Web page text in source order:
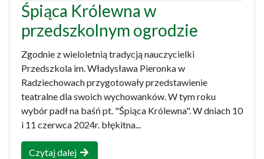
Śpiąca Królewna w
przedszkolnym ogrodzie
Zgodnie z wieloletnią tradycją nauczycielki
Przedszkola im. Władysława Pieronka w
Radziechowach przygotowały przedstawienie
teatralne dla swoich wychowanków. W tym roku
wybór padł na baśń pt. "Śpiąca Królewna". W dniach 10
i 11 czerwca 2024r. błękitna...
Czytaj dalej